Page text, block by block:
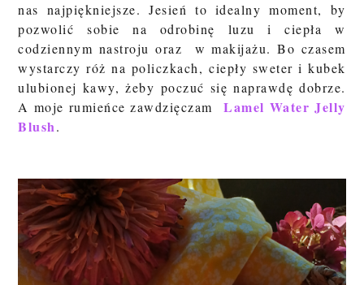
nas najpiękniejsze. Jesień to idealny moment, by
pozwolić sobie na odrobinę luzu i ciepła w
codziennym nastroju oraz w makijażu. Bo czasem
wystarczy róż na policzkach, ciepły sweter i kubek
ulubionej kawy, żeby poczuć się naprawdę dobrze.
A moje rumieńce zawdzięczamLamel Water Jelly
Blush.